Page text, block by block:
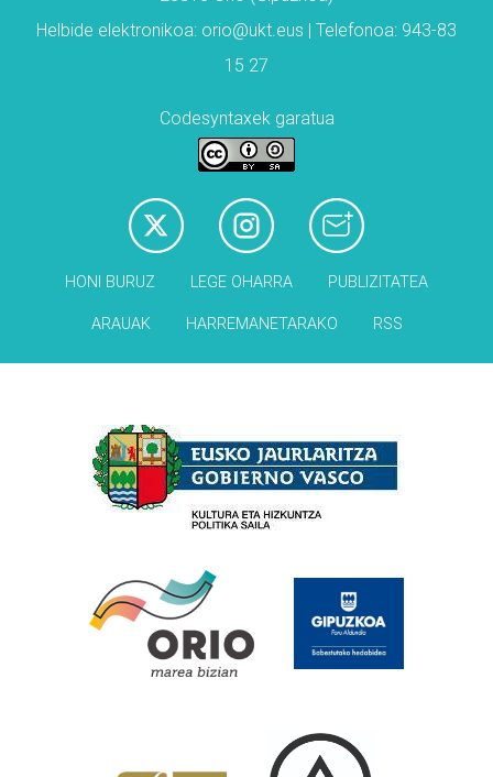
Helbide elektronikoa: orio@ukt.eus | Telefonoa: 943-83
15 27
Codesyntaxek garatua
HONI BURUZ LEGE OHARRA PUBLIZITATEA
ARAUAK HARREMANETARAKO RSS